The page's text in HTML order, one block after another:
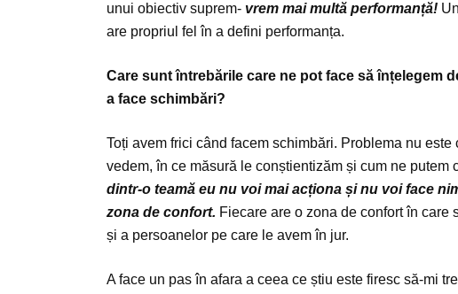
unui obiectiv suprem- vrem mai multă performanță!
are propriul fel în a defini performanța.
Care sunt întrebările care ne pot face să înțelegem
a face schimbări?
Toți avem frici când facem schimbări. Problema nu
vedem, în ce măsură le conștientizăm și cum ne
dintr-o teamă eu nu voi mai acționa și nu voi face
zona de confort. Fiecare are o zona de confort în
și a persoanelor pe care le avem în jur.
A face un pas în afara a ceea ce știu este firesc să-mi